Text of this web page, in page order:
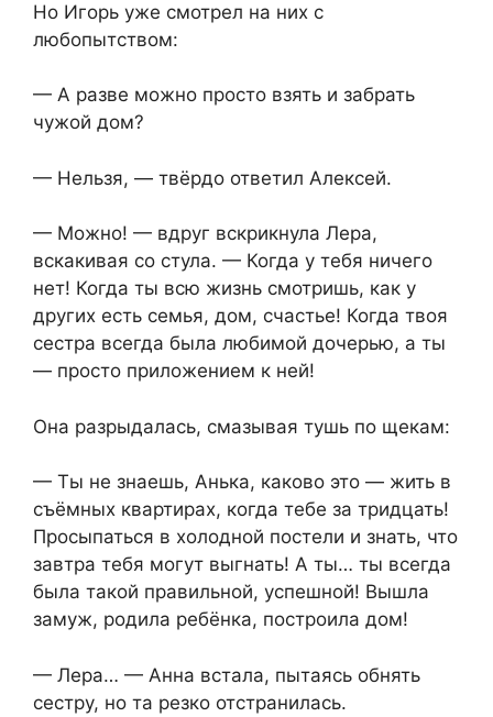
Но Игорь уже смотрел на них с
любопытством:
— А разве можно просто взять и забрать
чужой дом?
— Нельзя, — твёрдо ответил Алексей.
— Можно! — вдруг вскрикнула Лера,
вскакивая со стула. — Когда у тебя ничего
нет! Когда ты всю жизнь смотришь, как у
других есть семья, дом, счастье! Когда твоя
сестра всегда была любимой дочерью, а ты
— просто приложением к ней!
Она разрыдалась, смазывая тушь по щекам:
— Ты не знаешь, Анька, каково это — жить в
съёмных квартирах, когда тебе за тридцать!
Просыпаться в холодной постели и знать, что
завтра тебя могут выгнать! А ты… ты всегда
была такой правильной, успешной! Вышла
замуж, родила ребёнка, построила дом!
— Лера… — Анна встала, пытаясь обнять
сестру, но та резко отстранилась.